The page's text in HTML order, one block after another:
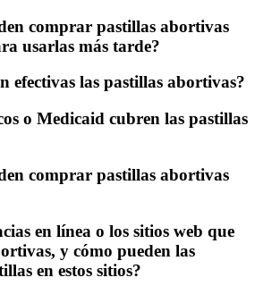
comprar pastillas abortivas
usarlas más tarde?
efectivas las pastillas abortivas?
o Medicaid cubren las pastillas
comprar pastillas abortivas
en línea o los sitios web que
y cómo pueden las
en estos sitios?